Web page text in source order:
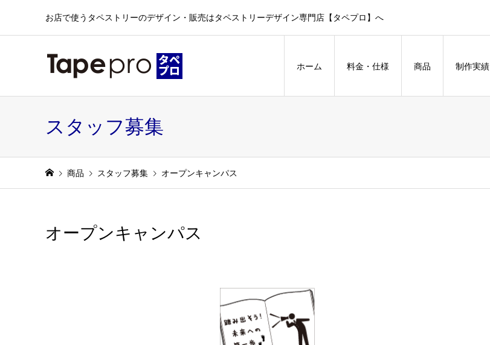
お店で使うタペストリーのデザイン・販売はタペストリーデザイン専門店【タペプロ】へ
ホーム 料金・仕様 商品 制作実績
スタッフ募集
商品 スタッフ募集 オープンキャンパス
オープンキャンパス